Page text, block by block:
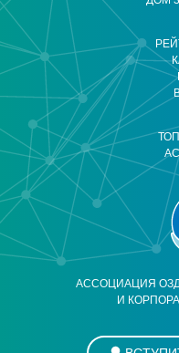
АССОЦИАЦИЯ
И